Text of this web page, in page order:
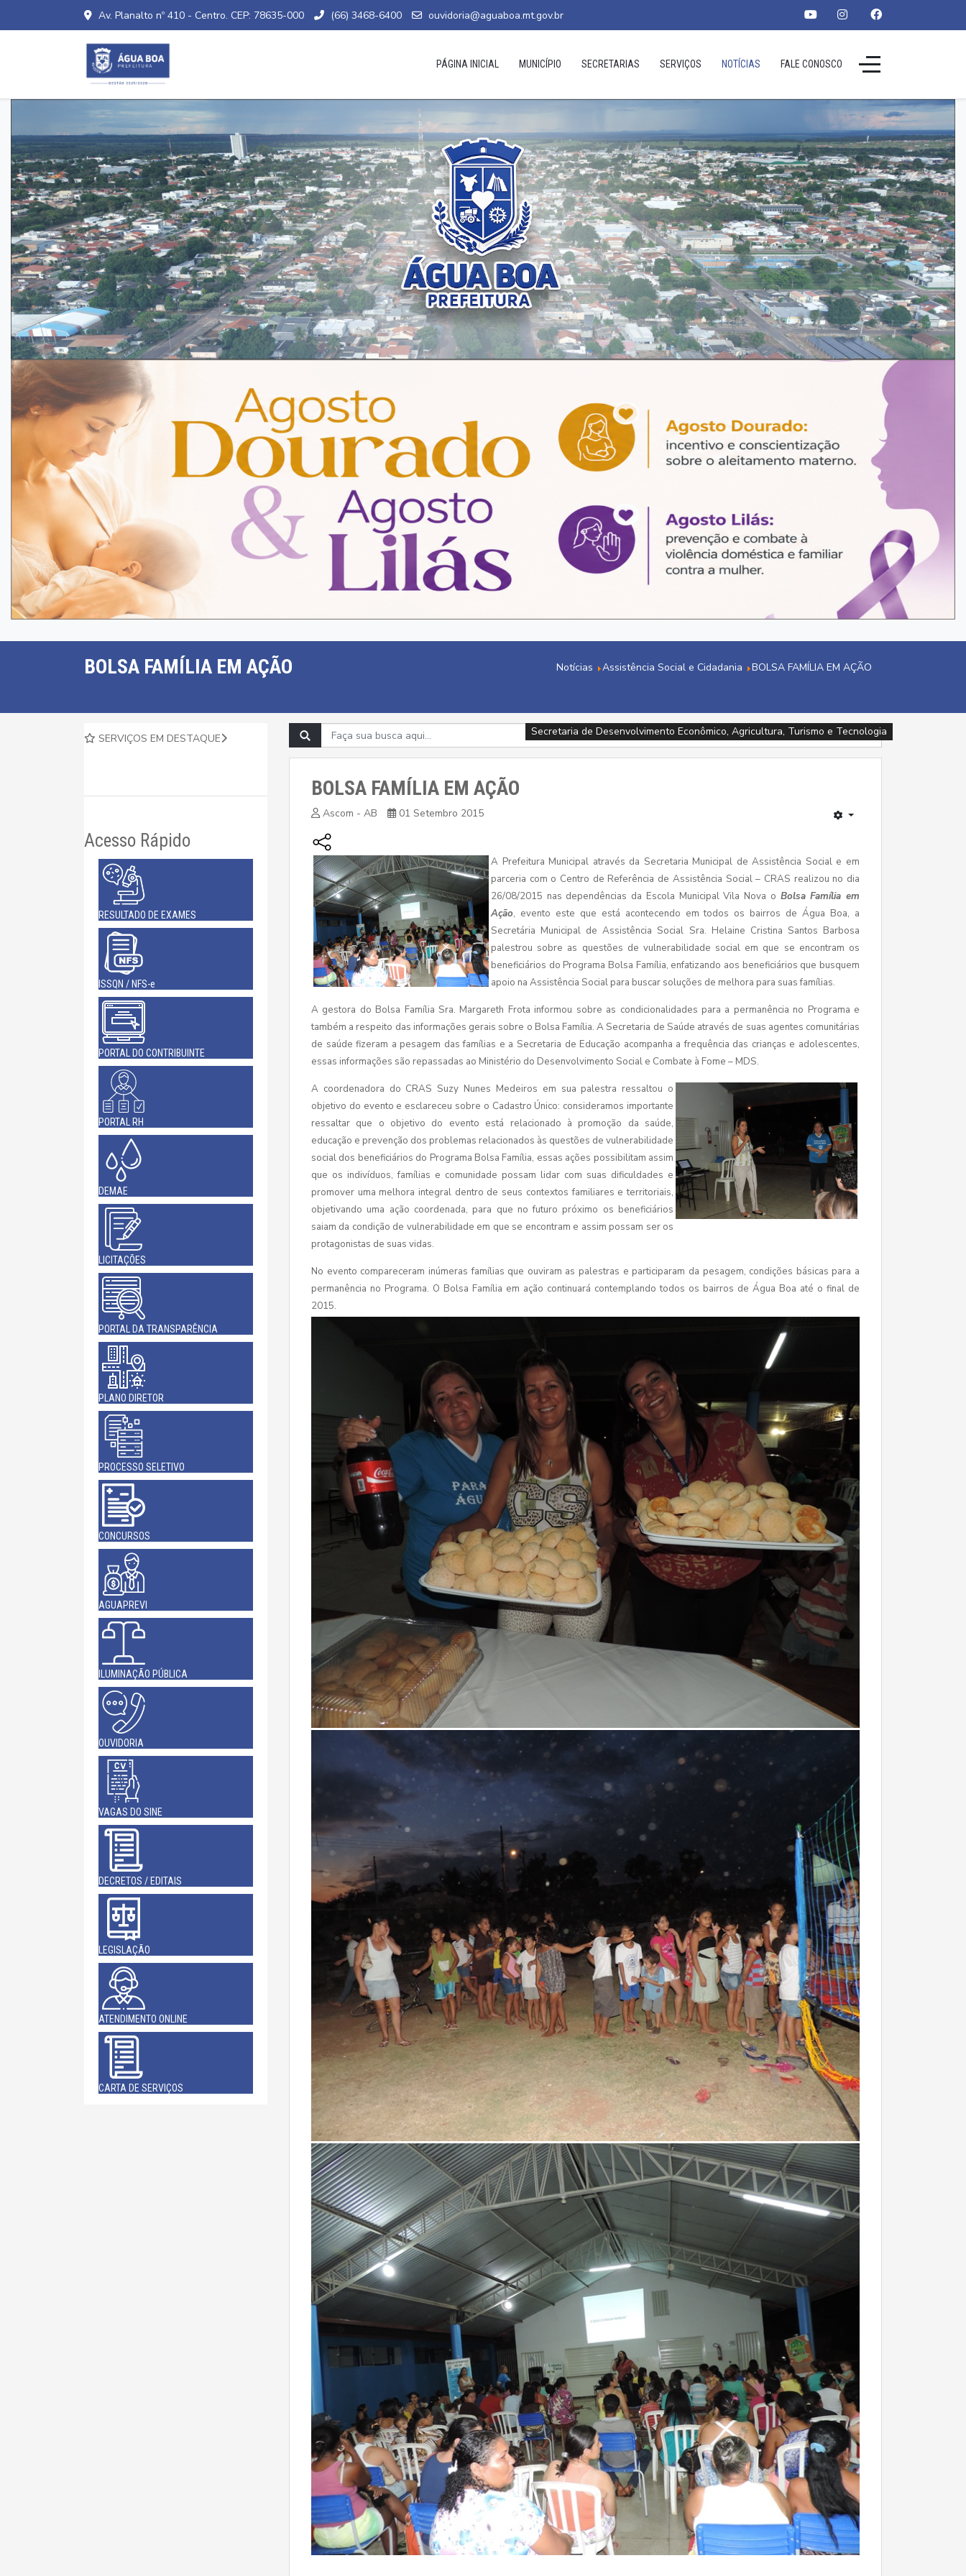
Av. Planalto nº 410 - Centro. CEP: 78635-000 (66) 3468-6400 ouvidoria@aguaboa.mt.gov.br
PÁGINA INICIAL MUNICÍPIO SECRETARIAS SERVIÇOS NOTÍCIAS FALE CONOSCO
BOLSA FAMÍLIA EM AÇÃO Notícias Assistência Social e Cidadania BOLSA FAMÍLIA EM AÇÃO
SERVIÇOS EM DESTAQUE
Acesso Rápido
RESULTADO DE EXAMES
ISSQN / NFS-e
PORTAL DO CONTRIBUINTE
PORTAL RH
DEMAE
LICITAÇÕES
PORTAL DA TRANSPARÊNCIA
PLANO DIRETOR
PROCESSO SELETIVO
CONCURSOS
AGUAPREVI
ILUMINAÇÃO PÚBLICA
OUVIDORIA
VAGAS DO SINE
DECRETOS / EDITAIS
LEGISLAÇÃO
ATENDIMENTO ONLINE
CARTA DE SERVIÇOS
BOLSA FAMÍLIA EM AÇÃO
Ascom - AB 01 Setembro 2015
A Prefeitura Municipal através da Secretaria Municipal de Assistência Social e em
parceria com o Centro de Referência de Assistência Social – CRAS realizou no dia
26/08/2015 nas dependências da Escola Municipal Vila Nova o Bolsa Família em
Ação, evento este que está acontecendo em todos os bairros de Água Boa, a
Secretária Municipal de Assistência Social Sra. Helaine Cristina Santos Barbosa
palestrou sobre as questões de vulnerabilidade social em que se encontram os
beneficiários do Programa Bolsa Família, enfatizando aos beneficiários que busquem
apoio na Assistência Social para buscar soluções de melhora para suas famílias.
A gestora do Bolsa Família Sra. Margareth Frota informou sobre as condicionalidades para a permanência no Programa e
também a respeito das informações gerais sobre o Bolsa Família. A Secretaria de Saúde através de suas agentes comunitárias
de saúde fizeram a pesagem das famílias e a Secretaria de Educação acompanha a frequência das crianças e adolescentes,
essas informações são repassadas ao Ministério do Desenvolvimento Social e Combate à Fome – MDS.
A coordenadora do CRAS Suzy Nunes Medeiros em sua palestra ressaltou o
objetivo do evento e esclareceu sobre o Cadastro Único: consideramos importante
ressaltar que o objetivo do evento está relacionado à promoção da saúde,
educação e prevenção dos problemas relacionados às questões de vulnerabilidade
social dos beneficiários do Programa Bolsa Família, essas ações possibilitam assim
que os indivíduos, famílias e comunidade possam lidar com suas dificuldades e
promover uma melhora integral dentro de seus contextos familiares e territoriais,
objetivando uma ação coordenada, para que no futuro próximo os beneficiários
saiam da condição de vulnerabilidade em que se encontram e assim possam ser os
protagonistas de suas vidas.
No evento compareceram inúmeras famílias que ouviram as palestras e participaram da pesagem, condições básicas para a
permanência no Programa. O Bolsa Família em ação continuará contemplando todos os bairros de Água Boa até o final de
2015.
Secretaria de Desenvolvimento Econômico, Agricultura, Turismo e Tecnologia
Saúde
Assistência Social e Cidadania
Assistência Social e Cidadania
Saúde
Saúde
Saúde
Saúde
Secretaria de Desenvolvimento Econômico, Agricultura, Turismo e Tecnologia